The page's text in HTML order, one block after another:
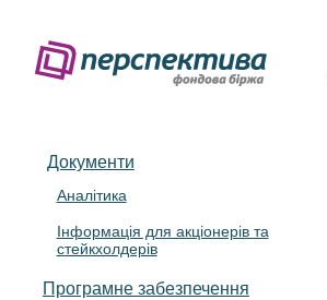
Документи
Аналітика
Інформація для акціонерів та
стейкхолдерів
Програмне забезпечення